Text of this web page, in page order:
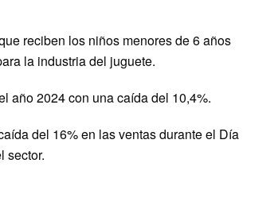
reciben los niños menores de 6 años
la industria del juguete.
año 2024 con una caída del 10,4%.
del 16% en las ventas durante el Día
sector.